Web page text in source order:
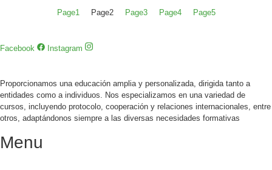
Page1 Page2 Page3 Page4 Page5
Facebook Instagram
Proporcionamos una educación amplia y personalizada, dirigida tanto a
entidades como a individuos. Nos especializamos en una variedad de
cursos, incluyendo protocolo, cooperación y relaciones internacionales, entre
otros, adaptándonos siempre a las diversas necesidades formativas
Menu